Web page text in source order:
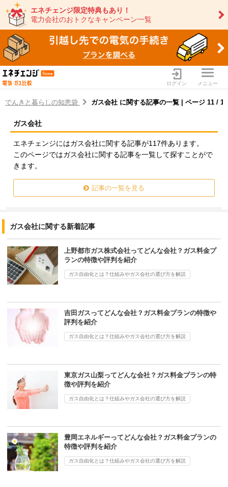
エネチェンジ限定特典もあり！
電力会社のおトクなキャンペーン一覧
ログイン メニュー
でんきと暮らしの知恵袋 ガス会社 に関する記事の一覧 | ページ 11 /
ガス会社
エネチェンジにはガス会社に関する記事が117件あります。
このページではガス会社に関する記事を一覧して探すことがで
きます。
記事の一覧を見る
ガス会社に関する新着記事
上野都市ガス株式会社ってどんな会社？ガス料金プ
ランの特徴や評判を紹介
ガス自由化とは？仕組みやガス会社の選び方を解説
吉田ガスってどんな会社？ガス料金プランの特徴や
評判を紹介
ガス自由化とは？仕組みやガス会社の選び方を解説
東京ガス山梨ってどんな会社？ガス料金プランの特
徴や評判を紹介
ガス自由化とは？仕組みやガス会社の選び方を解説
豊岡エネルギーってどんな会社？ガス料金プランの
特徴や評判を紹介
ガス自由化とは？仕組みやガス会社の選び方を解説